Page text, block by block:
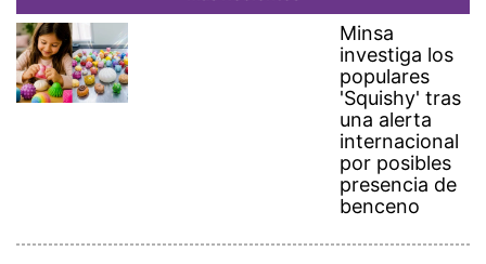
Minsa
investiga los
populares
'Squishy' tras
una alerta
internacional
por posibles
presencia de
benceno